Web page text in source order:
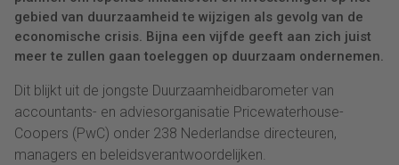
gebied van duurzaamheid te wijzigen als gevolg van de
economische crisis. Bijna een vijfde geeft aan zich juist
meer te zullen gaan toeleggen op duurzaam ondernemen.
Dit blijkt uit de jongste Duurzaamheidbarometer van
accountants- en adviesorganisatie Pricewaterhouse-
Coopers (PwC) onder 238 Nederlandse directeuren,
managers en beleidsverantwoordelijken.